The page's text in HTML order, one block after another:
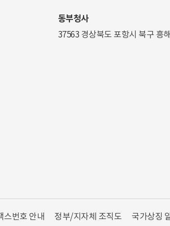
동부청사
37563 경상북도 포항시 북구 흥
스번호 안내 정부/지자체 조직도 국가상징